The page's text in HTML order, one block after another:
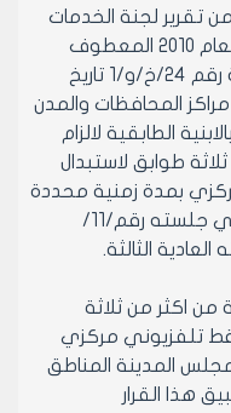
تقرير لجنة الخدمات
المتضمن دراسة الاضبارة رقم /385/ لعام 2010 المعطوف
على كتاب السيد وزير الإدارة المحلية رقم 24/خ/و/1 تاريخ
مراكز المحافظات والمدن
الطابقية لالزام
طوابق لاستبدال
بمدة زمنية محددة
وعلى موافقة أعضائه(بالأكثرية)في جلسته رقم/11/
من اكثر من ثلاثة
تلفزيوني مركزي
لمجلس المدينة المناطق
هذا القرار